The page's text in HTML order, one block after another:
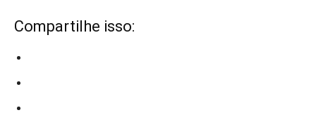
Compartilhe isso: